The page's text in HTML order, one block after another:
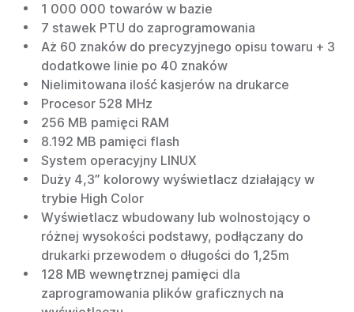
1 000 000 towarów w bazie
7 stawek PTU do zaprogramowania
Aż 60 znaków do precyzyjnego opisu towaru + 3
dodatkowe linie po 40 znaków
Nielimitowana ilość kasjerów na drukarce
Procesor 528 MHz
256 MB pamięci RAM
8.192 MB pamięci flash
System operacyjny LINUX
Duży 4,3” kolorowy wyświetlacz działający w
trybie High Color
Wyświetlacz wbudowany lub wolnostojący o
różnej wysokości podstawy, podłączany do
drukarki przewodem o długości do 1,25m
128 MB wewnętrznej pamięci dla
zaprogramowania plików graficznych na